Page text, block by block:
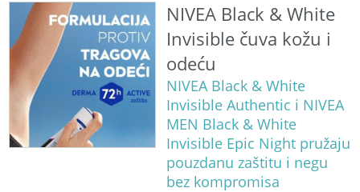
NIVEA Black & White
Invisible čuva kožu i
odeću
NIVEA Black & White
Invisible Authentic i NIVEA
MEN Black & White
Invisible Epic Night pružaju
pouzdanu zaštitu i negu
bez kompromisa